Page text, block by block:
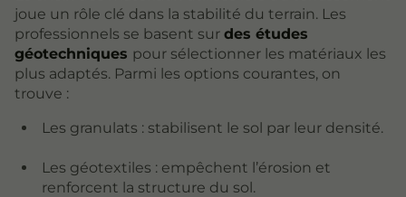
joue un rôle clé dans la stabilité du terrain. Les
professionnels se basent sur des études
géotechniques pour sélectionner les matériaux les
plus adaptés. Parmi les options courantes, on
trouve :
Les granulats : stabilisent le sol par leur densité.
Les géotextiles : empêchent l’érosion et
renforcent la structure du sol.